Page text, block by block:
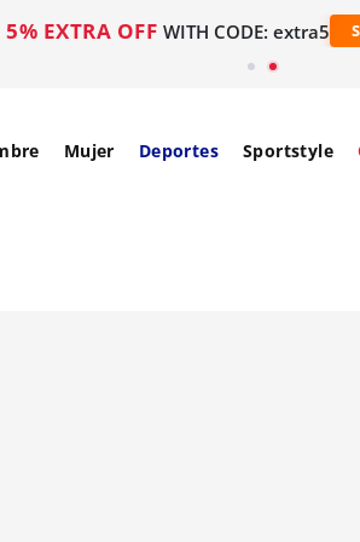
5% EXTRA OFF WITH CODE: extra5
Mujer Deportes Sportstyle